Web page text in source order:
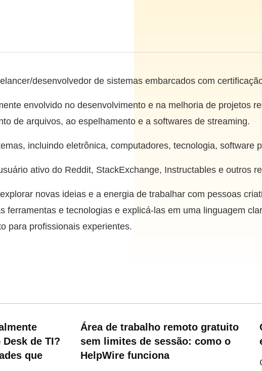
desenvolvedor de sistemas embarcados com
envolvido no desenvolvimento e na melhoria de projetos
de arquivos, ao espelhamento e a softwares de streaming.
incluindo eletrônica, computadores, tecnologia, software
ativo do Reddit, StackExchange, Instructables e outros
novas ideias e a energia de trabalhar com pessoas
ferramentas e tecnologias e explicá-las em uma linguagem
para profissionais experientes.
de TI?
que
Área de trabalho remoto gratuito
sem limites de sessão: como o
HelpWire funciona